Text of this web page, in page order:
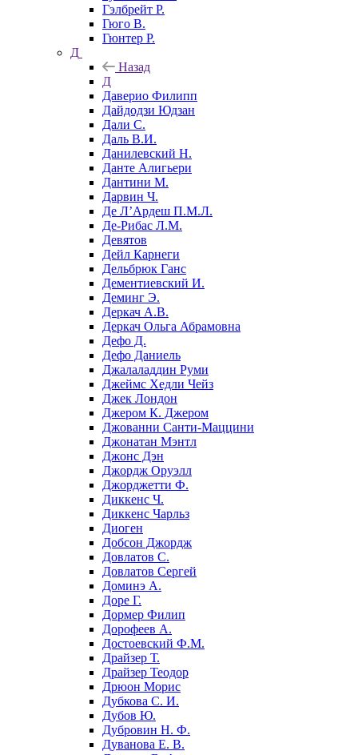
Гэлбрейт Р.
Гюго В.
Гюнтер Р.
Д
Назад
Д
Даверио Филипп
Дайдодзи Юдзан
Дали С.
Даль В.И.
Данилевский Н.
Данте Алигьери
Дантини М.
Дарвин Ч.
Де Л’Ардеш П.М.Л.
Де-Рибас Л.М.
Девятов
Дейл Карнеги
Дельбрюк Ганс
Дементиевский И.
Деминг Э.
Деркач А.В.
Деркач Ольга Абрамовна
Дефо Д.
Дефо Даниель
Джалаладдин Руми
Джеймс Хедли Чейз
Джек Лондон
Джером К. Джером
Джованни Санти-Маццини
Джонатан Мэнтл
Джонс Дэн
Джордж Оруэлл
Джорджетти Ф.
Диккенс Ч.
Диккенс Чарльз
Диоген
Добсон Джордж
Довлатов С.
Довлатов Сергей
Доминэ А.
Доре Г.
Дормер Филип
Дорофеев А.
Достоевский Ф.М.
Драйзер Т.
Драйзер Теодор
Дрюон Морис
Дубкова С. И.
Дубов Ю.
Дубровин Н. Ф.
Дуванова Е. В.